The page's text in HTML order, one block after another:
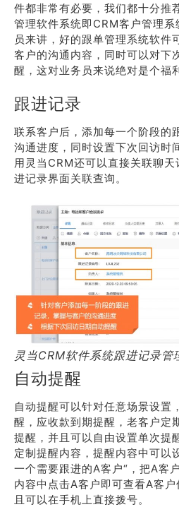
件都非常有必要，我们都十分推
管理软件系统即CRM客户管理
员来讲，好的跟单管理系统软件
客户的沟通内容，同时可以对下
醒，这对业务员来说绝对是个福
跟进记录
联系客户后，添加每一个阶段的
沟通进度，同时设置下次回访时
用灵当CRM还可以直接关联聊
进记录界面关联查询。
灵当CRM软件系统跟进记录管
自动提醒
自动提醒可以针对任意场景设置
醒，应收款到期提醒，老客户定
提醒，并且可以自由设置单次提
定制提醒内容，提醒内容中可以
一个需要跟进的A客户“，把A客
内容中点击A客户即可查看A客
且可以在手机上直接拨号。